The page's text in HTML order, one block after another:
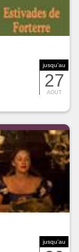
jusqu'au
27
AOUT
jusqu'au